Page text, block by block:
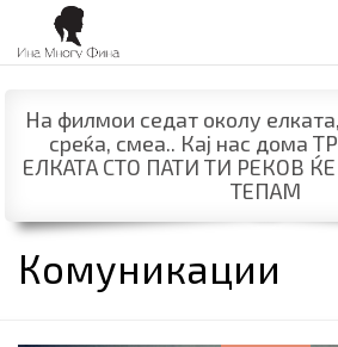
На филмои седат околу
среќа, смеа.. Кај нас дома
ЕЛКАТА СТО ПАТИ ТИ РЕКОВ
ТЕПАМ
Комуникации